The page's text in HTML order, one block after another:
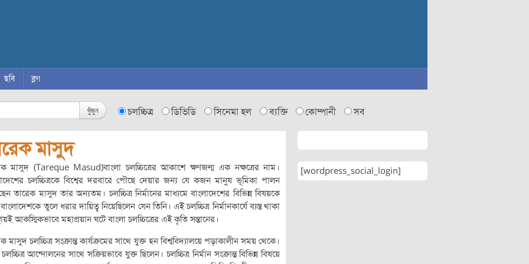
ছবি ব্লগ
খুঁজুন চলচ্চিত্র ডিভিডি সিনেমা হল ব্যক্তি কোম্পানী সব
মাসুদ
মাসুদ (Tareque Masud)বাংলা চলচ্চিত্রের আকাশে ক্ষণজন্ম এক নক্ষত্রের নাম।
চলচ্চিত্রকে বিশ্বের দরবারে পৌছে দেয়ার জন্য যে কজন মানুষ ভূমিকা পালন
তারেক মাসুদ তার অন্যতম। চলচ্চিত্র নির্মানের মাধ্যমে বাংলাদেশের বিভিন্ন বিষয়কে
তুলে ধরার দায়িত্ব নিয়েছিলেন যেন তিনি। এই চলচ্চিত্র নির্মানকার্যে ব্যস্ত থাকা
আকস্মিকভাবে মহাপ্রয়ান ঘটে বাংলা চলচ্চিত্রের এই কৃতি সন্তানের।
মাসুদ চলচ্চিত্র সংক্রান্ত কার্যক্রমের সাথে যুক্ত হন বিশ্ববিদ্যালয়ে পড়াকালীন সময় থেকে।
আন্দোলনের সাথে সক্রিয়ভাবে যুক্ত ছিলেন। চলচ্চিত্র নির্মান সংক্রান্ত বিভিন্ন বিষয়ে
[wordpress_social_login]